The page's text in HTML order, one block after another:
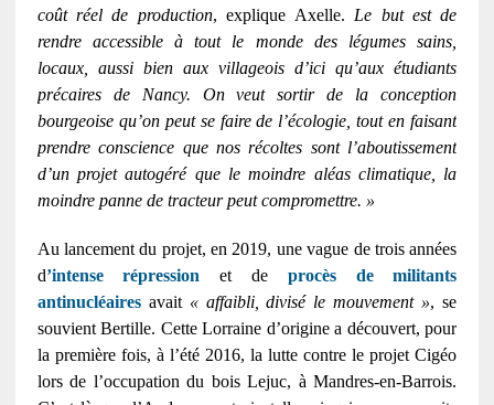
coût réel de production, explique Axelle. Le but est de
rendre accessible à tout le monde des légumes sains,
locaux, aussi bien aux villageois d’ici qu’aux étudiants
précaires de Nancy. On veut sortir de la conception
bourgeoise qu’on peut se faire de l’écologie, tout en faisant
prendre conscience que nos récoltes sont l’aboutissement
d’un projet autogéré que le moindre aléas climatique, la
moindre panne de tracteur peut compromettre. »
Au lancement du projet, en 2019, une vague de trois années
d’intense répression et de procès de militants
antinucléairesavait « affaibli, divisé le mouvement », se
souvient Bertille. Cette Lorraine d’origine a découvert, pour
la première fois, à l’été 2016, la lutte contre le projet Cigéo
lors de l’occupation du bois Lejuc, à Mandres-en-Barrois.